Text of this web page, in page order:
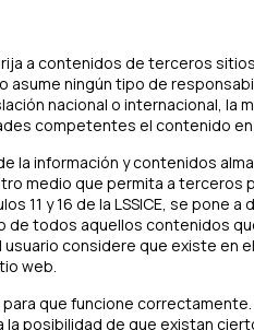
a contenidos de terceros
ningún tipo de
nacional o internacional, la
competentes el contenido
de la información y contenidos
medio que permita a terceros
11 y 16 de la LSSICE, se
de todos aquellos contenidos
usuario considere que existe
web.
que funcione
la posibilidad de que existan